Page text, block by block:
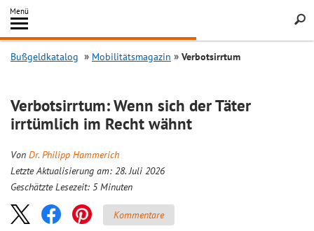
Inhalt
springen
Menü
Search
Bußgeldkatalog Mobilitätsmagazin Verbotsirrtum
Verbotsirrtum: Wenn sich der Täter
irrtümlich im Recht wähnt
Von Dr. Philipp Hammerich
Letzte Aktualisierung am: 28. Juli 2026
Geschätzte Lesezeit: 5 Minuten
Kommentare